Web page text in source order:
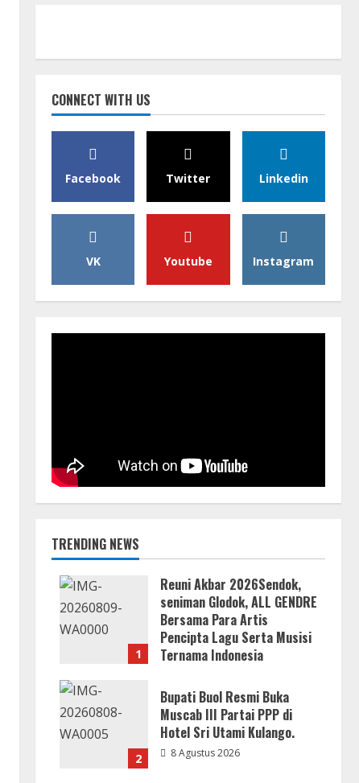
CONNECT WITH US
Facebook Twitter Linkedin
VK Youtube Instagram
TRENDING NEWS
1
Reuni Akbar 2026Sendok,
seniman Glodok, ALL GENDRE
Bersama Para Artis
Pencipta Lagu Serta Musisi
Ternama Indonesia
2
Bupati Buol Resmi Buka
Muscab III Partai PPP di
Hotel Sri Utami Kulango.
8 Agustus 2026